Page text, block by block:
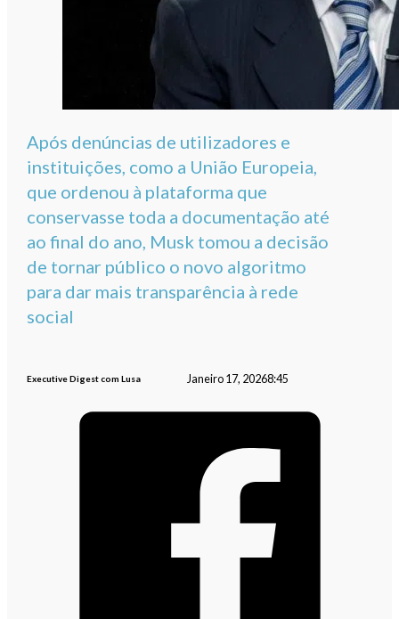
Após denúncias de utilizadores e
instituições, como a União Europeia,
que ordenou à plataforma que
conservasse toda a documentação até
ao final do ano, Musk tomou a decisão
de tornar público o novo algoritmo
para dar mais transparência à rede
social
Executive Digest com Lusa Janeiro 17, 20268:45